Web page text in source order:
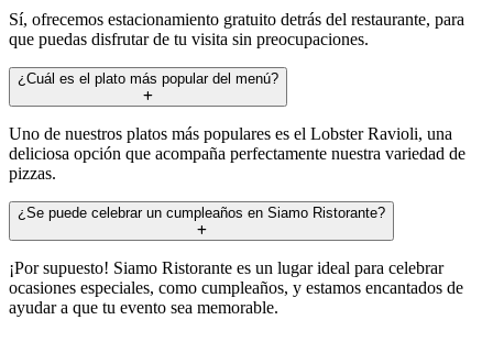
Sí, ofrecemos estacionamiento gratuito detrás del restaurante, para
que puedas disfrutar de tu visita sin preocupaciones.
¿Cuál es el plato más popular del menú?
Uno de nuestros platos más populares es el Lobster Ravioli, una
deliciosa opción que acompaña perfectamente nuestra variedad de
pizzas.
¿Se puede celebrar un cumpleaños en Siamo Ristorante?
¡Por supuesto! Siamo Ristorante es un lugar ideal para celebrar
ocasiones especiales, como cumpleaños, y estamos encantados de
ayudar a que tu evento sea memorable.